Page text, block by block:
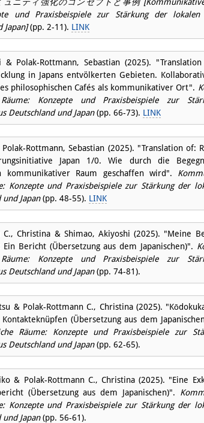
und Praxisbeispiele zur Stärkung der lokalen
Japan](pp. 2-11). LINK
& Polak-Rottmann, Sebastian (2025).
in Japans entvölkerten Gebieten.
philosophischen Cafés als kommunikativer Ort".
Konzepte und Praxisbeispiele zur
Deutschland und Japan(pp. 66-73). LINK
Rottmann, Sebastian (2025). "Translation of:
Japan 1/0. Wie durch die
kommunikativer Raum geschaffen wird".
Konzepte und Praxisbeispiele zur Stärkung der
und Japan(pp. 48-55). LINK
C., Christina & Shimao, Akiyoshi (2025). "Meine
Ein Bericht (Übersetzung aus dem Japanischen)".
Konzepte und Praxisbeispiele zur
Deutschland und Japan(pp. 74-81).
& Polak-Rottmann C., Christina (2025).
(Übersetzung aus dem
Räume: Konzepte und Praxisbeispiele zur
Deutschland und Japan(pp. 62-65).
& Polak-Rottmann C., Christina (2025). "Eine
(Übersetzung aus dem Japanischen)".
Konzepte und Praxisbeispiele zur Stärkung der
und Japan(pp. 56-61).